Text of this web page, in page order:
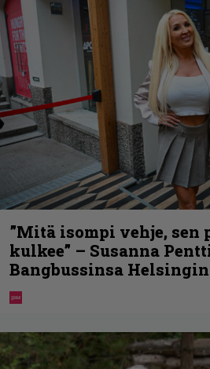
”Mitä isompi vehje, sen
kulkee” – Susanna
Bangbussinsa